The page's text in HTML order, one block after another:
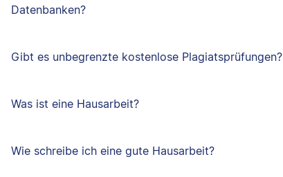
Datenbanken?
Gibt es unbegrenzte kostenlose Plagiatsprüfungen?
Was ist eine Hausarbeit?
Wie schreibe ich eine gute Hausarbeit?